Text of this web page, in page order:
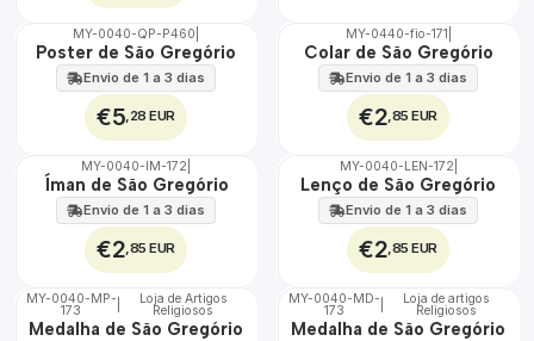
🇵🇹
100%
MY-0040-QP-P460
Poster de São Gregório
Envio de 1 a 3 dias
€5,28 EUR
🇵🇹
100%
MY-0440-fio-171
Colar de São Gregório
Envio de 1 a 3 dias
€2,85 EUR
🇵🇹
100%
MY-0040-IM-172
Íman de São Gregório
Envio de 1 a 3 dias
€2,85 EUR
🇵🇹
100%
MY-0040-LEN-172
Lenço de São Gregório
Envio de 1 a 3 dias
€2,85 EUR
🇵🇹
100%
MY-0040-MP-
173
Loja de Artigos
Religiosos
Medalha de São Gregório
🇵🇹
100%
MY-0040-MD-
173
Loja de artigos
Religiosos
Medalha de São Gregório